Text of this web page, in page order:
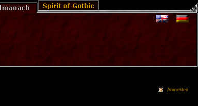
Anmelden